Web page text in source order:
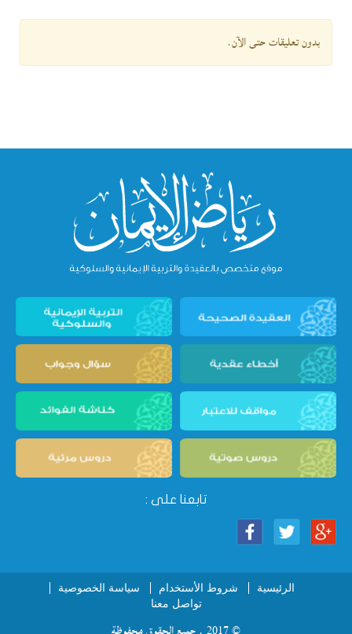
بدون تعليقات حتى الآن.
تابعنا على :
الرئيسية شروط الأستخدام
سياسة الخصوصية
تواصل معنا